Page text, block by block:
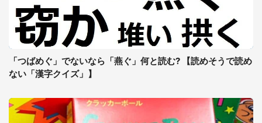
「つばめぐ」でないなら「燕ぐ」何と読む? 【読めそうで読め
ない「漢字クイズ」】